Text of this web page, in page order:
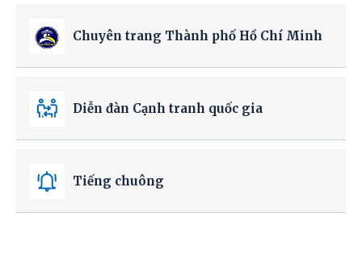
Chuyên trang Thành phố Hồ Chí Minh
Diễn đàn Cạnh tranh quốc gia
Tiếng chuông